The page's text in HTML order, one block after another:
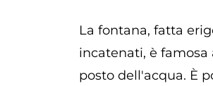
La fontana, fatta
incatenati, è
posto dell'acqua. È